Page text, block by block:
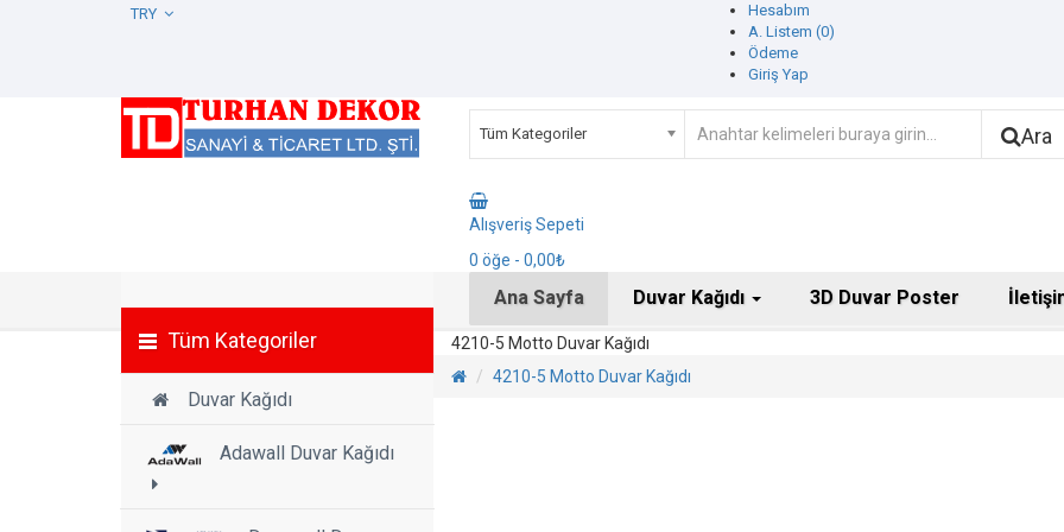
Hesabım
A. Listem (0)
Ödeme
Giriş Yap
Tüm Kategoriler Ara
Alışveriş Sepeti
0 öğe - 0,00₺
Tüm Kategoriler
Duvar Kağıdı
Adawall Duvar Kağıdı
Ana Sayfa Duvar Kağıdı 3D Duvar Poster
4210-5 Motto Duvar Kağıdı
4210-5 Motto Duvar Kağıdı